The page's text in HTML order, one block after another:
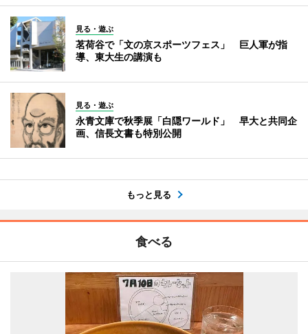
見る・遊ぶ
茗荷谷で「文の京スポーツフェス」 巨人軍が指
導、東大生の講演も
見る・遊ぶ
永青文庫で秋季展「白隠ワールド」 早大と共同企
画、信長文書も特別公開
もっと見る
食べる